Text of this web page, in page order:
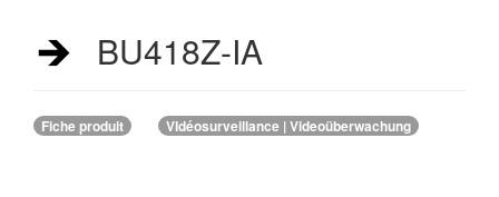
BU418Z-IA
Fiche produit VIdéosurveillance | Videoüberwachung